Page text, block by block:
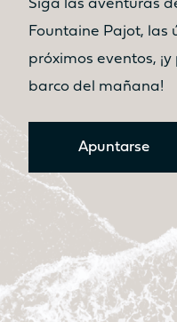
Siga las aventuras
Fountaine Pajot, las
próximos eventos,
barco del mañana!
Apuntarse